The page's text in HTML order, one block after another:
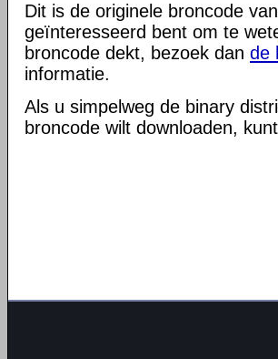
Dit is de originele broncode van
geïnteresseerd bent om te
broncode dekt, bezoek dan de
informatie.
Als u simpelweg de binary
broncode wilt downloaden,